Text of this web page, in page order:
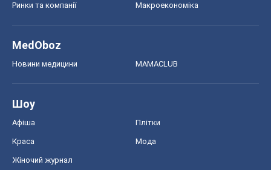
Ринки та компанії Макроекономіка
MedOboz
Новини медицини MAMACLUB
Шоу
Афіша Плітки
Краса Мода
Жіночий журнал